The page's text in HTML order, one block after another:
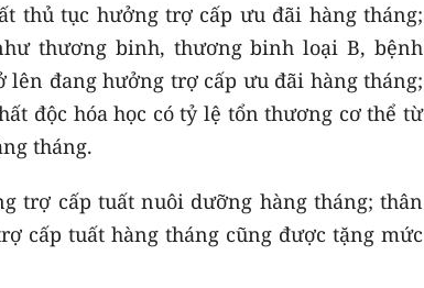
thủ tục hưởng trợ cấp ưu đãi hàng tháng;
thương binh, thương binh loại B, bệnh
đang hưởng trợ cấp ưu đãi hàng tháng;
độc hóa học có tỷ lệ tổn thương cơ thể từ
tháng.
trợ cấp tuất nuôi dưỡng hàng tháng; thân
cấp tuất hàng tháng cũng được tặng mức